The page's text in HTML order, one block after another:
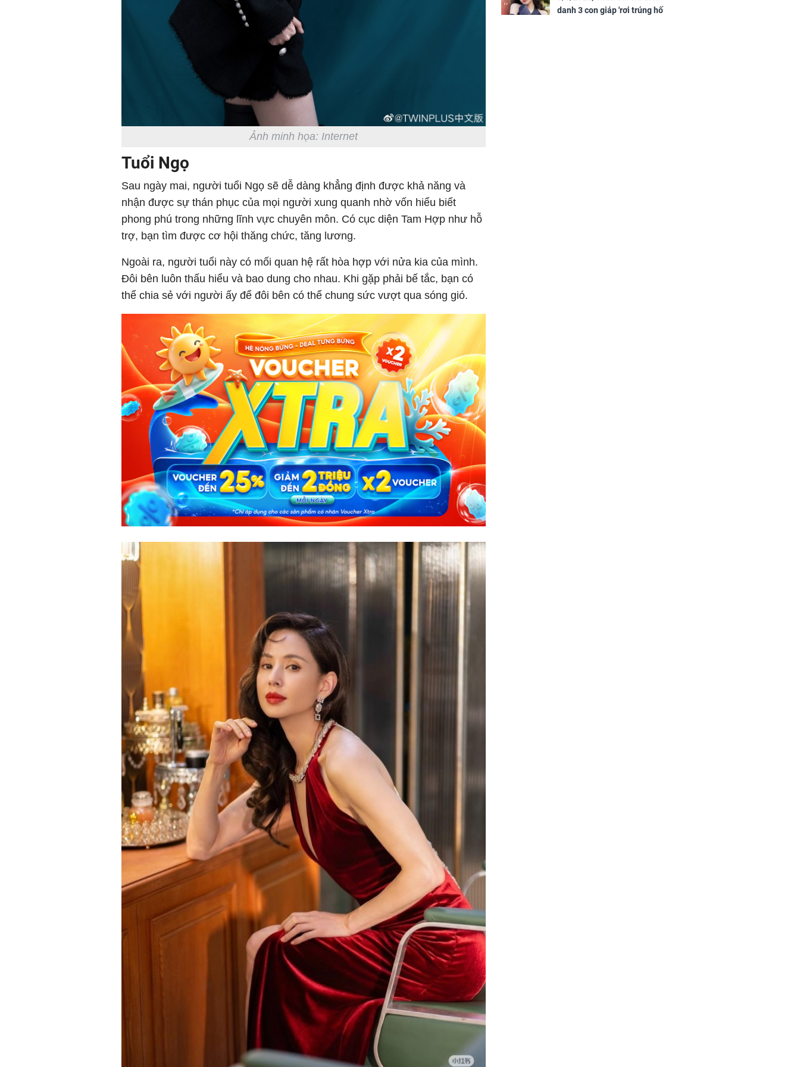
Ảnh minh họa: Internet
Tuổi Ngọ
Sau ngày mai, người tuổi Ngọ sẽ dễ dàng khẳng định được khả năng và
nhận được sự thán phục của mọi người xung quanh nhờ vốn hiểu biết
phong phú trong những lĩnh vực chuyên môn. Có cục diện Tam Hợp như hỗ
trợ, bạn tìm được cơ hội thăng chức, tăng lương.
Ngoài ra, người tuổi này có mối quan hệ rất hòa hợp với nửa kia của mình.
Đôi bên luôn thấu hiểu và bao dung cho nhau. Khi gặp phải bế tắc, bạn có
thể chia sẻ với người ấy để đôi bên có thể chung sức vượt qua sóng gió.
danh 3 con giáp 'rơi trúng hố